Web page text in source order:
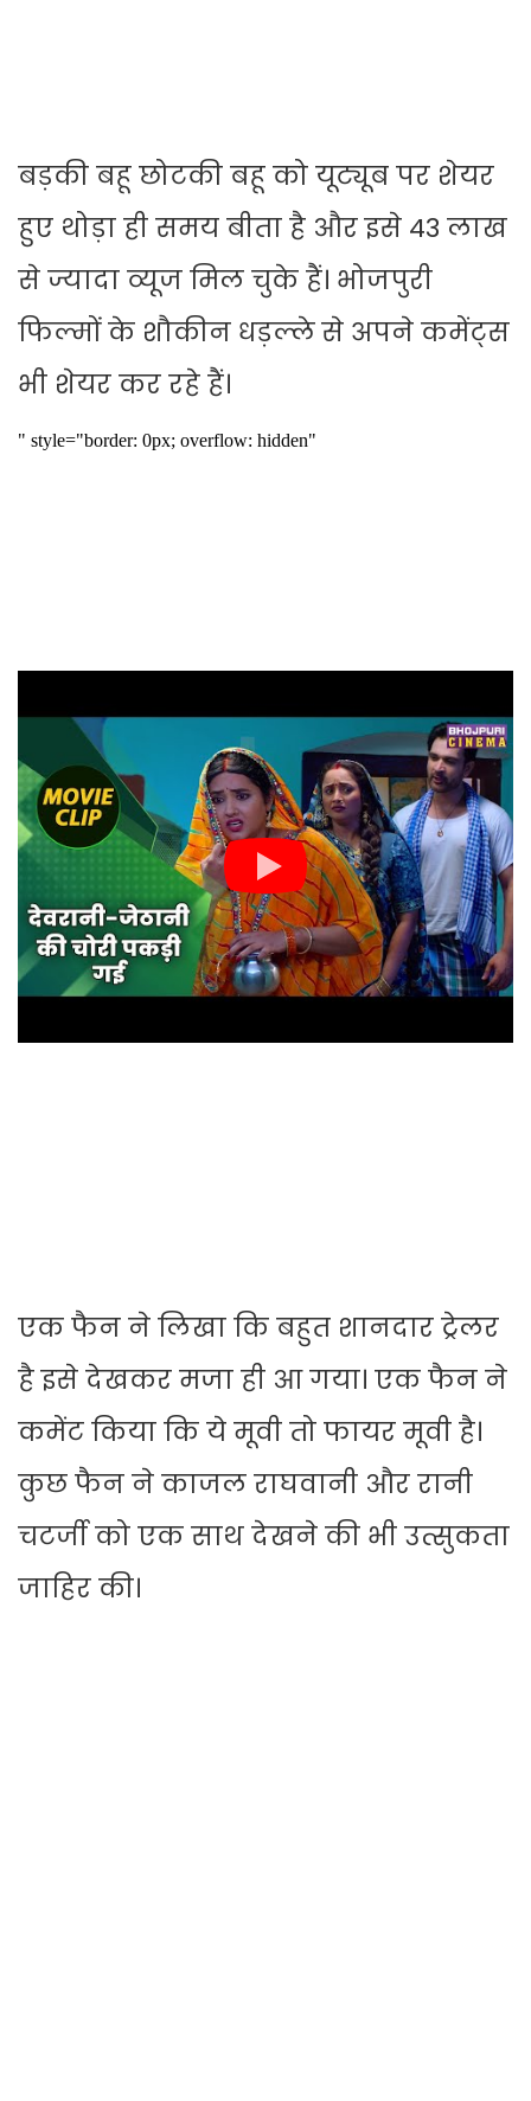
बड़की बहू छोटकी बहू को यूट्यूब पर शेयर
हुए थोड़ा ही समय बीता है और इसे 43 लाख
से ज्यादा व्यूज मिल चुके हैं। भोजपुरी
फिल्मों के शौकीन धड़ल्ले से अपने कमेंट्स
भी शेयर कर रहे हैं।
एक फैन ने लिखा कि बहुत शानदार ट्रेलर
है इसे देखकर मजा ही आ गया। एक फैन ने
कमेंट किया कि ये मूवी तो फायर मूवी है।
कुछ फैन ने काजल राघवानी और रानी
चटर्जी को एक साथ देखने की भी उत्सुकता
जाहिर की।